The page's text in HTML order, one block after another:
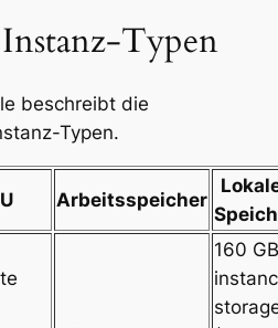
Typen
beschreibt die
Typen.
Arbeitsspeicher
160 GB